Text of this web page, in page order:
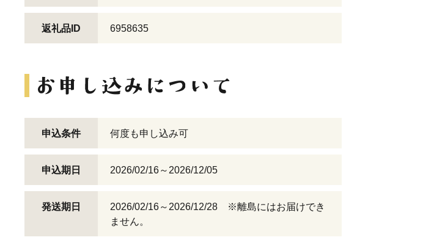
返礼品ID 6958635
申込条件 何度も申し込み可
申込期日 2026/02/16～2026/12/05
発送期日
2026/02/16～2026/12/28 ※離島にはお届けでき
ません。